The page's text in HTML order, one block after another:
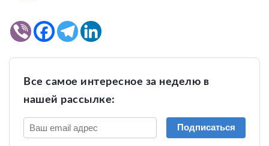
Все самое интересное за неделю в
нашей рассылке:
Подписаться